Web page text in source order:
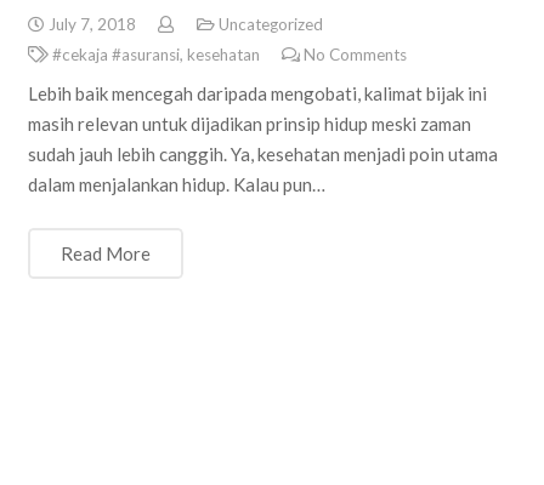
July 7, 2018
Uncategorized
#cekaja #asuransi, kesehatan No Comments
Lebih baik mencegah daripada mengobati, kalimat bijak ini
masih relevan untuk dijadikan prinsip hidup meski zaman
sudah jauh lebih canggih. Ya, kesehatan menjadi poin utama
dalam menjalankan hidup. Kalau pun…
Read More